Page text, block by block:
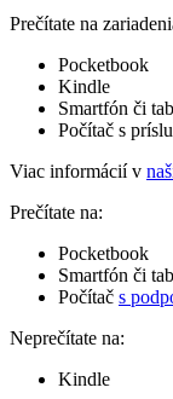
Prečítate na
Pocketbook
Kindle
Smartfón či
Počítač s
Viac informácií v
Prečítate na:
Pocketbook
Smartfón či
Počítač s
Neprečítate na:
Kindle